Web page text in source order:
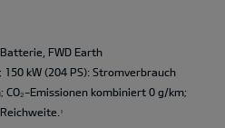
FWD Earth
kW (204 PS): Stromverbrauch
Emissionen kombiniert 0 g/km;
1